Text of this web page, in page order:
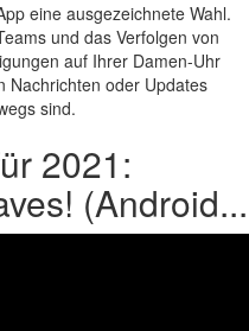
eine ausgezeichnete Wahl.
und das Verfolgen von
auf Ihrer Damen-Uhr
Nachrichten oder Updates
sind.
2021:
(Android...